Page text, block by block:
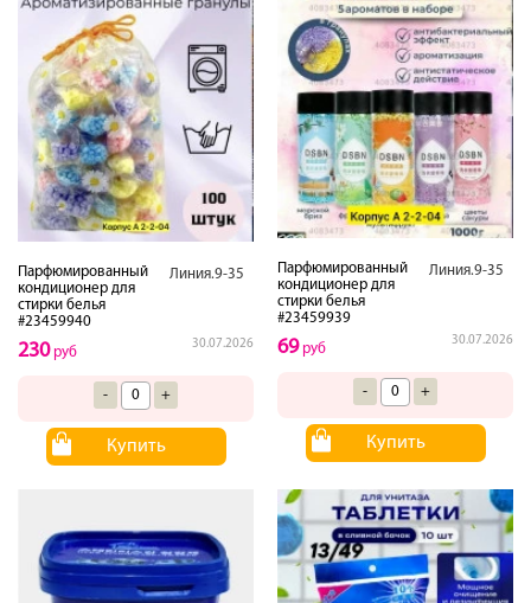
Парфюмированный
кондиционер для
стирки белья
#23459940
Линия.9-35
30.07.2026
230руб
- +
Купить
Парфюмированный
кондиционер для
стирки белья
#23459939
Линия.9-35
30.07.2026
69руб
- +
Купить